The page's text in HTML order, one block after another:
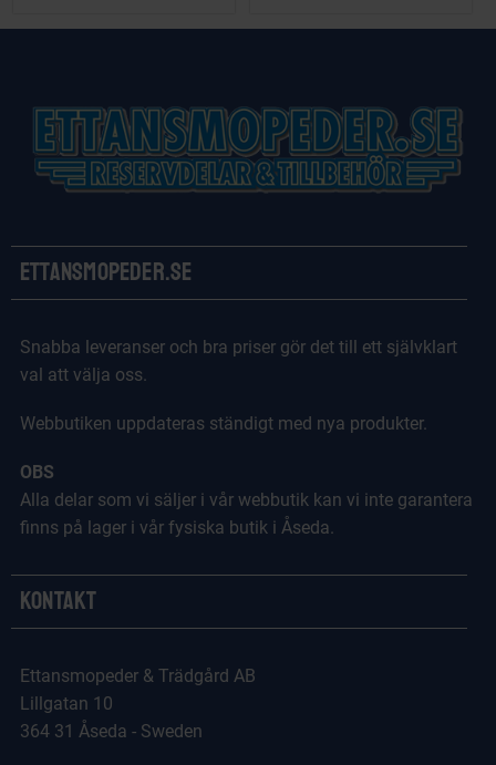
Ettansmopeder.se
Snabba leveranser och bra priser gör det till ett självklart
val att välja oss.
Webbutiken uppdateras ständigt med nya produkter.
OBS
Alla delar som vi säljer i vår webbutik kan vi inte garantera
finns på lager i vår fysiska butik i Åseda.
Kontakt
Ettansmopeder & Trädgård AB
Lillgatan 10
364 31 Åseda - Sweden